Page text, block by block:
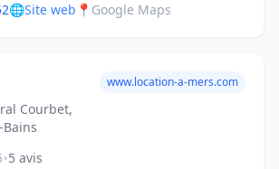
🌐Site web 📍 Google Maps
Courbet,
www.location-a-mers.com
•5 avis